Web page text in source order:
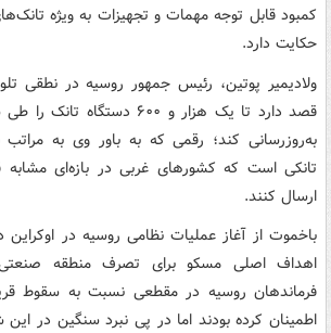
کمبود قابل توجه مهمات و تجهیزات به ویژه
حکایت دارد.
ولادیمیر پوتین، رئیس جمهور روسیه در نطقی
قصد دارد تا یک هزار و ۶۰۰
تانکی است که کشورهای غربی در بازه‌ای مشابه
ارسال کنند.
اهداف اصلی مسکو برای تصرف منطقه
فرماندهان روسیه در مقطعی نسبت به سقوط
اطمینان کرده بودند اما در پی نبرد سنگین در